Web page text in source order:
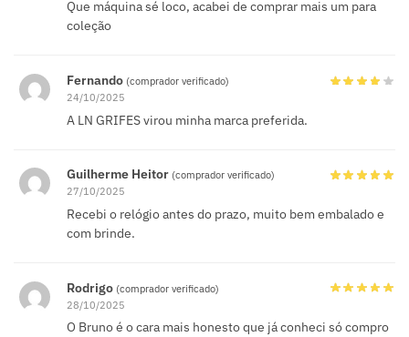
Que máquina sé loco, acabei de comprar mais um para
coleção
Fernando (comprador verificado)
24/10/2025
A LN GRIFES virou minha marca preferida.
Guilherme Heitor (comprador verificado)
27/10/2025
Recebi o relógio antes do prazo, muito bem embalado e
com brinde.
Rodrigo (comprador verificado)
28/10/2025
O Bruno é o cara mais honesto que já conheci só compro